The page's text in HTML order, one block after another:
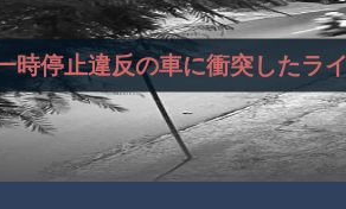
時停止違反の車に衝突したラ